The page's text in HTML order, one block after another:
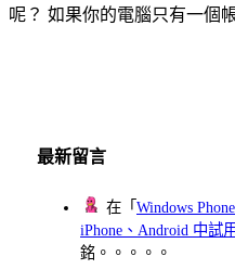
呢？ 如果你的電腦只有一個
最新留言
在「Windows
iPhone、Android 中試
銘。。。。。